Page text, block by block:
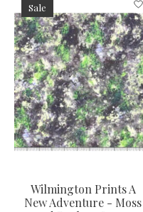
Sale
Wilmington Prints A
New Adventure - Moss